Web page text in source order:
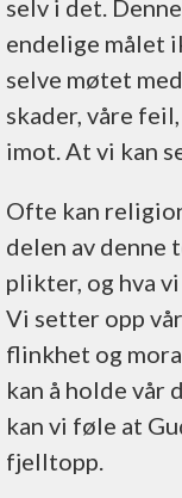
selv i det.
endelige målet
selve møtet
skader, våre
imot. At vi kan
Ofte kan
delen av denne
plikter, og hva
Vi setter opp
flinkhet og
kan å holde vår
kan vi føle at
fjelltopp.